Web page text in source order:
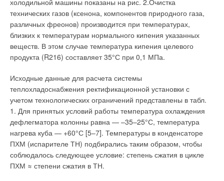
холодильной машины показаны на рис. 2.Очистка
технических газов (ксенона, компонентов природного газа,
различных фреонов) производится при температурах,
близких к температурам нормального кипения указанных
веществ. В этом случае температура кипения целевого
продукта (R216) составляет 35°С при 0,1 МПа.
Исходные данные для расчета системы
теплохладоснабжения ректификационной установки с
учетом технологических ограничений представлены в табл.
1. Для принятых условий работы температура охлаждения
дефлегматора колонны равна — –35–25°С, температура
нагрева куба — +60°С [5–7]. Температуры в конденсаторе
ПХМ (испарителе ТН) подбирались таким образом, чтобы
соблюдалось следующее условие: степень сжатия в цикле
ПХМ ≈ степени сжатия в ТН.
котлов
ЖУРНАЛ СОК ЯНВАРЬ 2021
Бойлеры косвенного нагрева для настенных котлов
ЖУРНАЛ СОК ЯНВАРЬ 2012
→ Газовые настенные двухконтурные котлы
ЖУРНАЛ СОК АВГУСТ 2011
→ Настенные газовые котлы c открытой камерой сгорания
ЖУРНАЛ СОК ИЮЛЬ 2009
Комментарии
V = L /F , (1)
где F — площадь сферы радиусом R, м, равная FR = 4πR
Несколько отступая от идеальной модели, будем считать, что
удаление воздуха происходит (вместо точечного стока) через
V0 πd0 2 /4 (нарушение идеальной модели наблюдается, как
правило, при приближении к стоку на расстояние меньше
одного калибра— d0). Такой патрубок, расположенный в
пространстве при свободном подтекании воздуха со всех
сторон, иногда называют «патрубком с острой кромкой».
После подстановки полученных значений расхода и
площади в формулу (1) и элементарных преобразований
получим, что